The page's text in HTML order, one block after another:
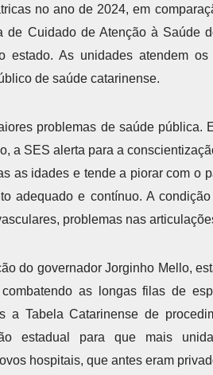
no ano de 2024, em
de Cuidado de Atenção à Saúde
estado. As unidades atendem
de saúde catarinense.
problemas de saúde pública.
a SES alerta para a
as idades e tende a piorar com o
adequado e contínuo. A
problemas nas
do governador Jorginho Mello,
as longas filas de
a Tabela Catarinense de
estadual para que mais
hospitais, que antes eram